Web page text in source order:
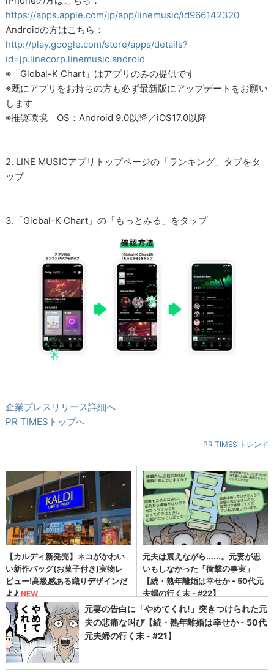
https://apps.apple.com/jp/app/linemusic/id966142320
Androidの方はこちら：
http://play.google.com/store/apps/details?
id=jp.linecorp.linemusic.android
※「Global-K Chart」はアプリのみの提供です
※既にアプリをお持ちの方も必ず最新版にアップデートをお願い
します
※推奨環境 OS：Android 9.0以降／iOS17.0以降
2. LINE MUSICアプリトップページの「ランキング」タブをタ
ップ
3.「Global-K Chart」の「もっとみる」をタップ
企業プレスリリース詳細へ
PR TIMESトップへ
PR TIMES トレンド